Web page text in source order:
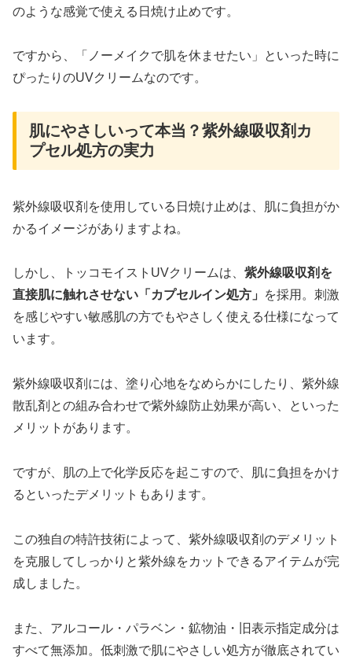
のような感覚で使える日焼け止めです。
ですから、「ノーメイクで肌を休ませたい」といった時に
ぴったりのUVクリームなのです。
肌にやさしいって本当？紫外線吸収剤カ
プセル処方の実力
紫外線吸収剤を使用している日焼け止めは、肌に負担がか
かるイメージがありますよね。
しかし、トッコモイストUVクリームは、 紫外線吸収剤を
直接肌に触れさせない「カプセルイン処方」
を採用。刺激
を感じやすい敏感肌の方でもやさしく使える仕様になって
います。
紫外線吸収剤には、塗り心地をなめらかにしたり、紫外線
散乱剤との組み合わせで紫外線防止効果が高い、といった
メリットがあります。
ですが、肌の上で化学反応を起こすので、肌に負担をかけ
るといったデメリットもあります。
この独自の特許技術によって、紫外線吸収剤のデメリット
を克服してしっかりと紫外線をカットできるアイテムが完
成しました。
また、アルコール・パラベン・鉱物油・旧表示指定成分は
すべて無添加。低刺激で肌にやさしい処方が徹底されてい